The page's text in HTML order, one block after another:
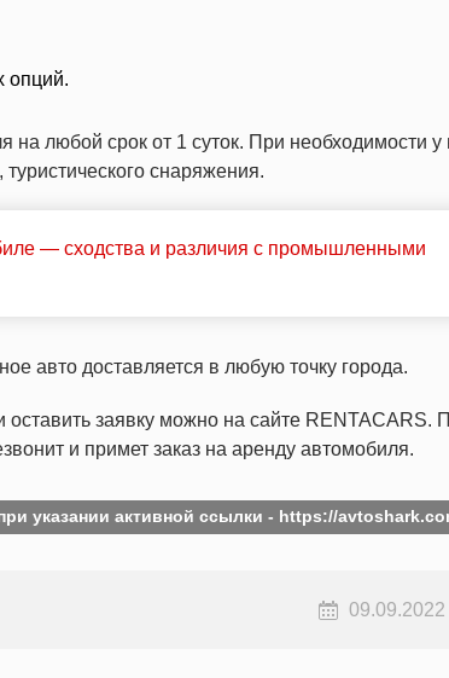
опций.
любой срок от 1 суток. При необходимости у
снаряжения.
— сходства и различия с промышленными
авто доставляется в любую точку города.
заявку можно на сайте RENTACARS.
и примет заказ на аренду автомобиля.
указании активной ссылки - https://
09.09.2022